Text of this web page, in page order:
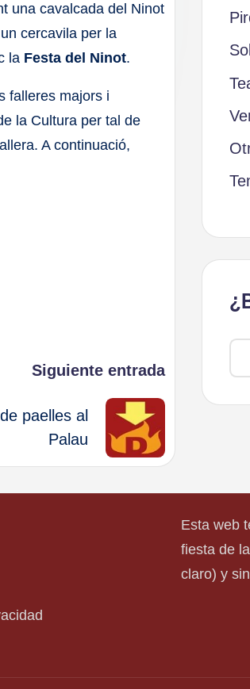
una cavalcada del Ninot
cercavila per la
la Festa del Ninot.
falleres majors i
la Cultura per tal de
A continuació,
Siguiente entrada
paelles al
Palau
Esta web
fiesta de
claro) y